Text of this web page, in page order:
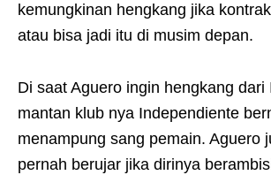
kemungkinan hengkang jika
atau bisa jadi itu di musim depan.
Di saat Aguero ingin hengkang dari
mantan klub nya Independiente
menampung sang pemain. Aguero
pernah berujar jika dirinya